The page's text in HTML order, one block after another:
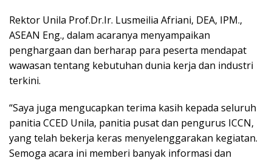
Rektor Unila Prof.Dr.Ir. Lusmeilia Afriani, DEA, IPM.,
ASEAN Eng., dalam acaranya menyampaikan
penghargaan dan berharap para peserta mendapat
wawasan tentang kebutuhan dunia kerja dan industri
terkini.
“Saya juga mengucapkan terima kasih kepada seluruh
panitia CCED Unila, panitia pusat dan pengurus ICCN,
yang telah bekerja keras menyelenggarakan kegiatan.
Semoga acara ini memberi banyak informasi dan